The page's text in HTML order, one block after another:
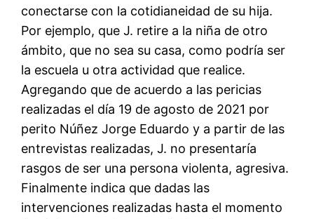
conectarse con la cotidianeidad de su hija.
Por ejemplo, que J. retire a la niña de otro
ámbito, que no sea su casa, como podría ser
la escuela u otra actividad que realice.
Agregando que de acuerdo a las pericias
realizadas el día 19 de agosto de 2021 por
perito Núñez Jorge Eduardo y a partir de las
entrevistas realizadas, J. no presentaría
rasgos de ser una persona violenta, agresiva.
Finalmente indica que dadas las
intervenciones realizadas hasta el momento